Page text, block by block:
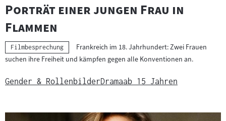
"
Porträt einer jungen Frau in
Flammen
Kategorie:
Filmbesprechung
Frankreich im 18. Jahrhundert: Zwei Frauen
suchen ihre Freiheit und kämpfen gegen alle Konventionen an.
Gender & RollenbilderDramaab 15 Jahren